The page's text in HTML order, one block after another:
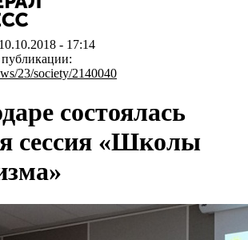
- 17:14
23/society/2140040
состоялась
сессия «Школы